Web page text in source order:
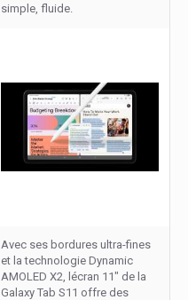
simple, fluide.
Avec ses bordures ultra-fines
et la technologie Dynamic
AMOLED X2, lécran 11" de la
Galaxy Tab S11 offre des